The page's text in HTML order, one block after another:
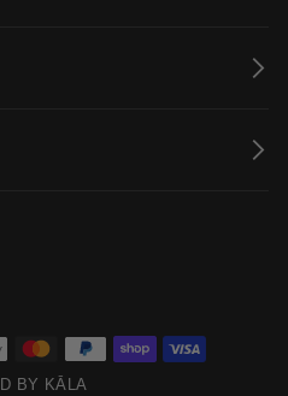
BY KĀLA